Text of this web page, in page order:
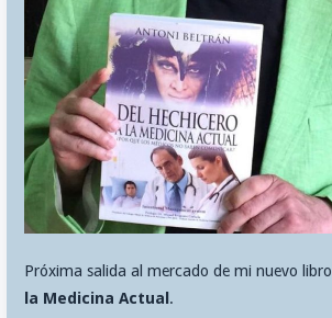
Próxima salida al mercado de mi nuevo libro
la Medicina Actual .